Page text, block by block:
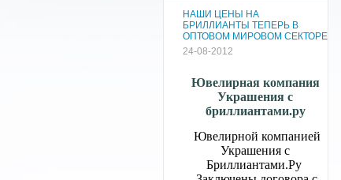
НАШИ ЦЕНЫ НА
БРИЛЛИАНТЫ ТЕПЕРЬ В
ОПТОВОМ МИРОВОМ СЕКТОРЕ
24-08-2012
Ювелирная компания
Украшения с
бриллиантами.ру
Ювелирной компанией
Украшения с
Бриллиантами.Ру